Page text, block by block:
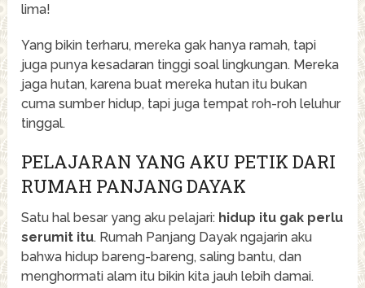
lima!
Yang bikin terharu, mereka gak hanya ramah, tapi
juga punya kesadaran tinggi soal lingkungan. Mereka
jaga hutan, karena buat mereka hutan itu bukan
cuma sumber hidup, tapi juga tempat roh-roh leluhur
tinggal.
PELAJARAN YANG AKU PETIK DARI
RUMAH PANJANG DAYAK
Satu hal besar yang aku pelajari: hidup itu gak perlu
serumit itu. Rumah Panjang Dayak ngajarin aku
bahwa hidup bareng-bareng, saling bantu, dan
menghormati alam itu bikin kita jauh lebih damai.